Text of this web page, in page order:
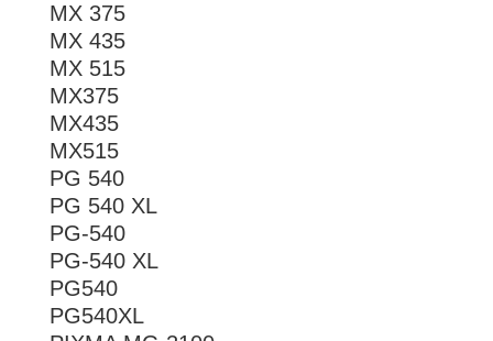
MX 375
MX 435
MX 515
MX375
MX435
MX515
PG 540
PG 540 XL
PG-540
PG-540 XL
PG540
PG540XL